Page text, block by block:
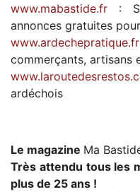
www.mabastide.fr :
annonces gratuites
www.ardechepratique.fr
commerçants, artisans
ardéchois
Le magazine Ma
Très attendu tous les
plus de 25 ans !